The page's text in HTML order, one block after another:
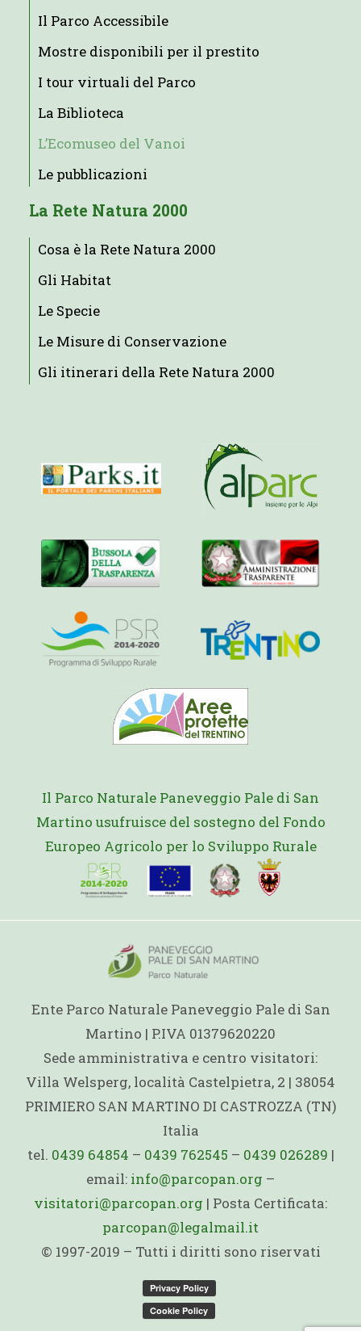
Il Parco Accessibile
Mostre disponibili per il prestito
I tour virtuali del Parco
La Biblioteca
L’Ecomuseo del Vanoi
Le pubblicazioni
La Rete Natura 2000
Cosa è la Rete Natura 2000
Gli Habitat
Le Specie
Le Misure di Conservazione
Gli itinerari della Rete Natura 2000
Il Parco Naturale Paneveggio Pale di San
Martino usufruisce del sostegno del Fondo
Europeo Agricolo per lo Sviluppo Rurale
Ente Parco Naturale Paneveggio Pale di San
Martino | P.IVA 01379620220
Sede amministrativa e centro visitatori:
Villa Welsperg, località Castelpietra, 2 | 38054
PRIMIERO SAN MARTINO DI CASTROZZA (TN)
Italia
tel. 0439 64854 – 0439 762545 – 0439 026289 |
email: info@parcopan.org –
visitatori@parcopan.org | Posta Certificata:
parcopan@legalmail.it
© 1997-2019 – Tutti i diritti sono riservati